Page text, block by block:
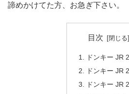
諦めかけてた方、お急ぎ下さい。
目次
ドンキー JR
ドンキー JR
ドンキー JR